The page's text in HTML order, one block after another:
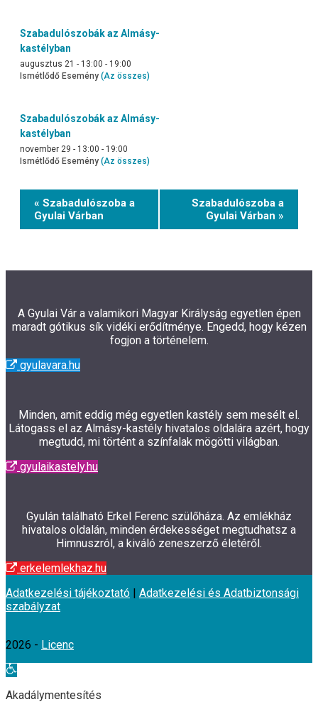
Szabadulószobák az Almásy-
kastélyban
augusztus 21 - 13:00 - 19:00
Ismétlődő Esemény (Az összes)
Szabadulószobák az Almásy-
kastélyban
november 29 - 13:00 - 19:00
Ismétlődő Esemény (Az összes)
Event
Navigation
« Szabadulószoba a
Gyulai Várban
Szabadulószoba a
Gyulai Várban »
A Gyulai Vár a valamikori Magyar Királyság egyetlen épen
maradt gótikus sík vidéki erődítménye. Engedd, hogy kézen
fogjon a történelem.
gyulavara.hu
Minden, amit eddig még egyetlen kastély sem mesélt el.
Látogass el az Almásy-kastély hivatalos oldalára azért, hogy
megtudd, mi történt a színfalak mögötti világban.
gyulaikastely.hu
Gyulán található Erkel Ferenc szülőháza. Az emlékház
hivatalos oldalán, minden érdekességet megtudhatsz a
Himnuszról, a kiváló zeneszerző életéről.
erkelemlekhaz.hu
Adatkezelési tájékoztató | Adatkezelési és Adatbiztonsági
szabályzat
2026 - Licenc
Eszköztár
Akadálymentesítés